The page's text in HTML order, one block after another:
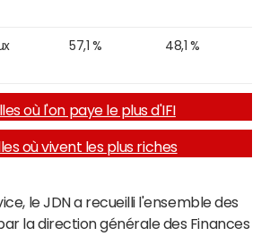
57,1 % 48,1 %
où l'on paye le plus d'IFI
où vivent les plus riches
le JDN a recueilli l'ensemble des
la direction générale des Finances